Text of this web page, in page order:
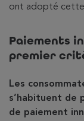
ont adopté cette
Paiements
premier
Les
s’habituent de
de paiement